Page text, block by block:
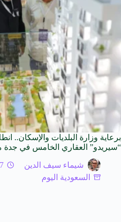
برعاية وزارة البلديات والإسكان..
“سيريدو” العقاري الخامس في جدة
شيماء سيف الدين
7 أغسطس 2026
السعودية اليوم